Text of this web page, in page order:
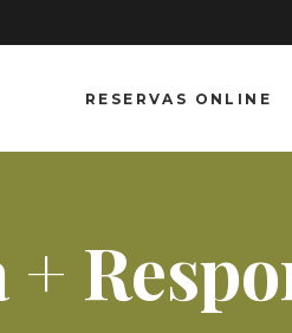
RESERVAS ONLINE